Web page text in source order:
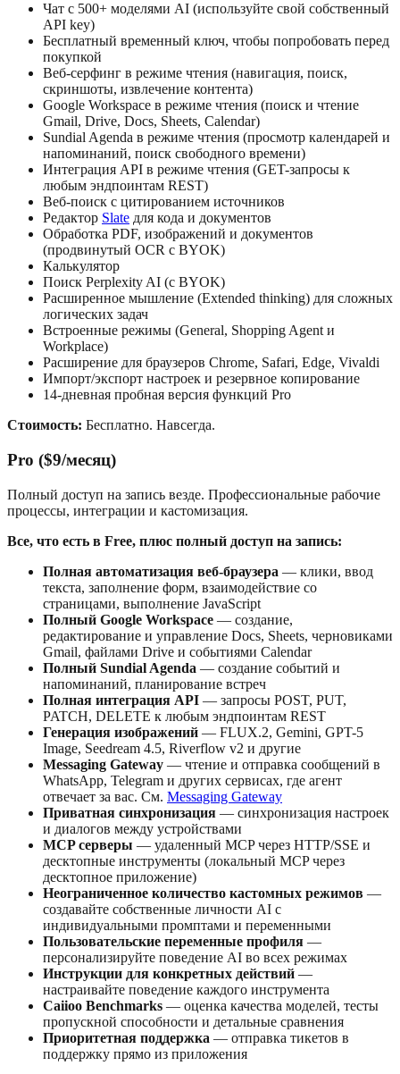
Чат с 500+ моделями AI (используйте свой собственный
API key)
Бесплатный временный ключ, чтобы попробовать перед
покупкой
Веб-серфинг в режиме чтения (навигация, поиск,
скриншоты, извлечение контента)
Google Workspace в режиме чтения (поиск и чтение
Gmail, Drive, Docs, Sheets, Calendar)
Sundial Agenda в режиме чтения (просмотр календарей и
напоминаний, поиск свободного времени)
Интеграция API в режиме чтения (GET-запросы к
любым эндпоинтам REST)
Веб-поиск с цитированием источников
Редактор Slate для кода и документов
Обработка PDF, изображений и документов
(продвинутый OCR с BYOK)
Калькулятор
Поиск Perplexity AI (с BYOK)
Расширенное мышление (Extended thinking) для сложных
логических задач
Встроенные режимы (General, Shopping Agent и
Workplace)
Расширение для браузеров Chrome, Safari, Edge, Vivaldi
Импорт/экспорт настроек и резервное копирование
14-дневная пробная версия функций Pro
Стоимость: Бесплатно. Навсегда.
Pro ($9/месяц)
Полный доступ на запись везде. Профессиональные рабочие
процессы, интеграции и кастомизация.
Все, что есть в Free, плюс полный доступ на запись:
Полная автоматизация веб-браузера — клики, ввод
текста, заполнение форм, взаимодействие со
страницами, выполнение JavaScript
Полный Google Workspace — создание,
редактирование и управление Docs, Sheets, черновиками
Gmail, файлами Drive и событиями Calendar
Полный Sundial Agenda — создание событий и
напоминаний, планирование встреч
Полная интеграция API — запросы POST, PUT,
PATCH, DELETE к любым эндпоинтам REST
Генерация изображений — FLUX.2, Gemini, GPT-5
Image, Seedream 4.5, Riverflow v2 и другие
Messaging Gateway — чтение и отправка сообщений в
WhatsApp, Telegram и других сервисах, где агент
отвечает за вас. См. Messaging Gateway
Приватная синхронизация — синхронизация настроек
и диалогов между устройствами
MCP серверы — удаленный MCP через HTTP/SSE и
десктопные инструменты (локальный MCP через
десктопное приложение)
Неограниченное количество кастомных режимов —
создавайте собственные личности AI с
индивидуальными промптами и переменными
Пользовательские переменные профиля —
персонализируйте поведение AI во всех режимах
Инструкции для конкретных действий —
настраивайте поведение каждого инструмента
Caiioo Benchmarks — оценка качества моделей, тесты
пропускной способности и детальные сравнения
Приоритетная поддержка — отправка тикетов в
поддержку прямо из приложения